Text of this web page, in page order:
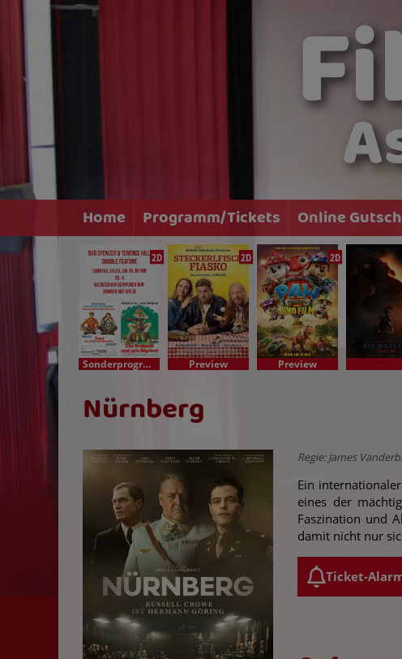
Home Programm/Tickets Online
2D
Sonderprogramm
2D
Preview
2D
Preview
Nürnberg
Regie: James
Ein
eines der
Faszination und
damit nicht nur
Ticket-